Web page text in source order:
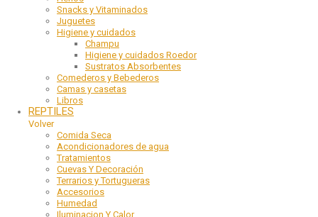
Snacks y Vitaminados
Juguetes
Higiene y cuidados
Champu
Higiene y cuidados Roedor
Sustratos Absorbentes
Comederos y Bebederos
Camas y casetas
Libros
REPTILES
Volver
Comida Seca
Acondicionadores de agua
Tratamientos
Cuevas Y Decoración
Terrarios y Tortugueras
Accesorios
Humedad
Iluminacion Y Calor